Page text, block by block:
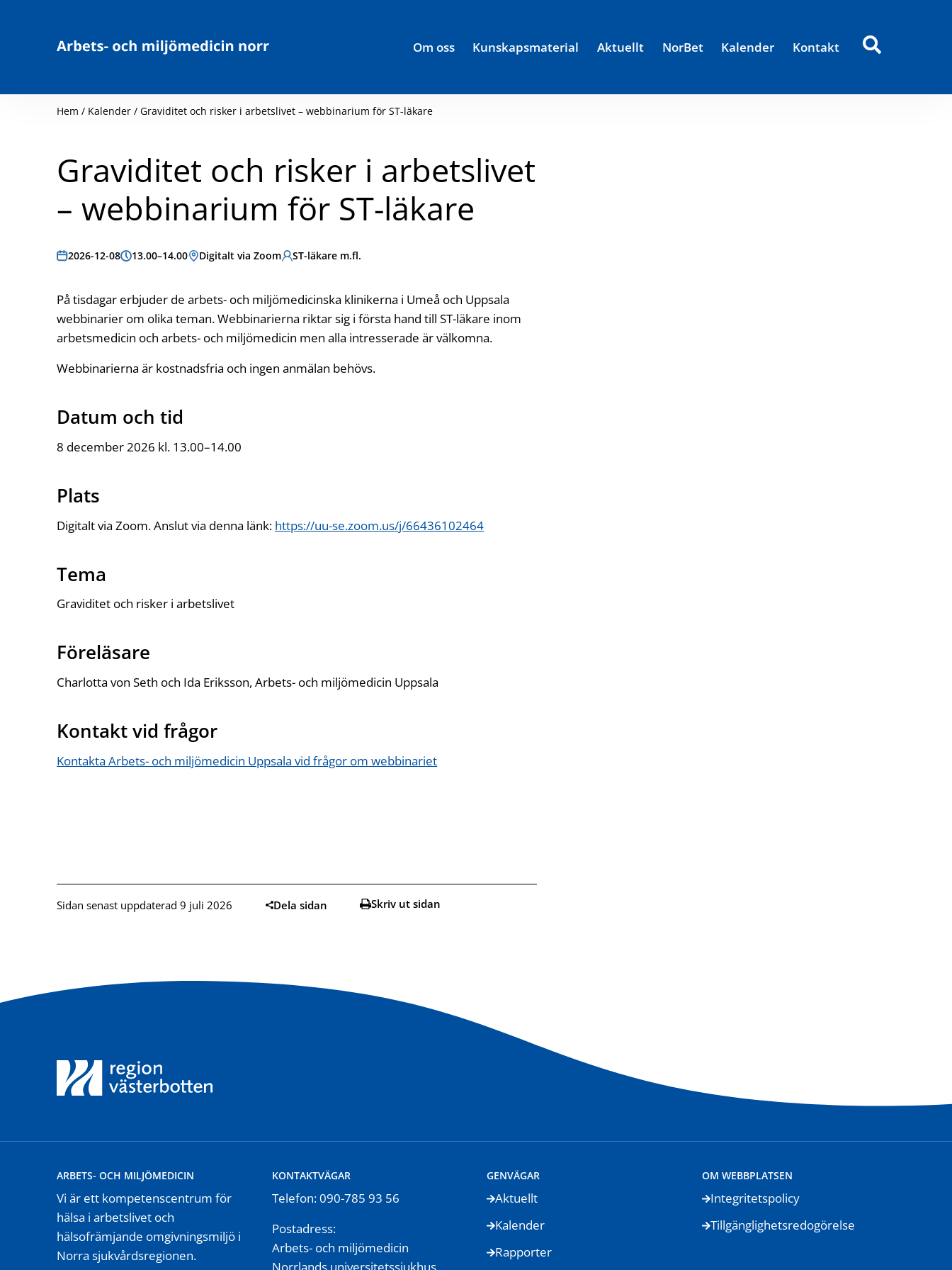
Om oss Kunskapsmaterial Aktuellt NorBet Kalender Kontakt
Hem / Kalender / Graviditet och risker i arbetslivet – webbinarium för ST-läkare
Graviditet och risker i arbetslivet
– webbinarium för ST-läkare
Datum:
2026-12-08Tid:13.00–14.00Plats:
Digitalt via ZoomMålgrupp:
ST-läkare m.fl.
På tisdagar erbjuder de arbets- och miljömedicinska klinikerna i Umeå och Uppsala
webbinarier om olika teman. Webbinarierna riktar sig i första hand till ST-läkare inom
arbetsmedicin och arbets- och miljömedicin men alla intresserade är välkomna.
Webbinarierna är kostnadsfria och ingen anmälan behövs.
Datum och tid
8 december 2026 kl. 13.00–14.00
Plats
Digitalt via Zoom. Anslut via denna länk: https://uu-se.zoom.us/j/66436102464
Tema
Graviditet och risker i arbetslivet
Föreläsare
Charlotta von Seth och Ida Eriksson, Arbets- och miljömedicin Uppsala
Kontakt vid frågor
Kontakta Arbets- och miljömedicin Uppsala vid frågor om webbinariet
Sidan senast uppdaterad 9 juli 2026 Dela sidan Skriv ut sidan
ARBETS- OCH MILJÖMEDICIN
Vi är ett kompetenscentrum för
hälsa i arbetslivet och
hälsofrämjande omgivningsmiljö i
Norra sjukvårdsregionen.
KONTAKTVÄGAR
Telefon: 090-785 93 56
Postadress:
Arbets- och miljömedicin
Norrlands universitetssjukhus
GENVÄGAR
Aktuellt
Kalender
Rapporter
OM WEBBPLATSEN
Integritetspolicy
Tillgänglighetsredogörelse